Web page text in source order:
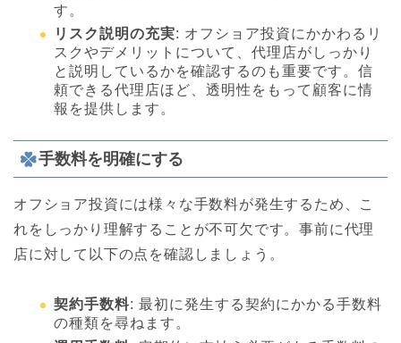
す。
リスク説明の充実: オフショア投資にかかわるリ
スクやデメリットについて、代理店がしっかり
と説明しているかを確認するのも重要です。信
頼できる代理店ほど、透明性をもって顧客に情
報を提供します。
手数料を明確にする
オフショア投資には様々な手数料が発生するため、こ
れをしっかり理解することが不可欠です。事前に代理
店に対して以下の点を確認しましょう。
契約手数料: 最初に発生する契約にかかる手数料
の種類を尋ねます。